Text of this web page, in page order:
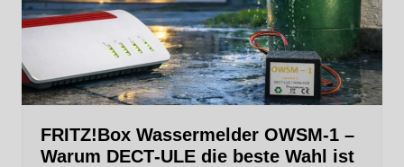
FRITZ!Box Wassermelder OWSM-1 –
Warum DECT‑ULE die beste Wahl ist